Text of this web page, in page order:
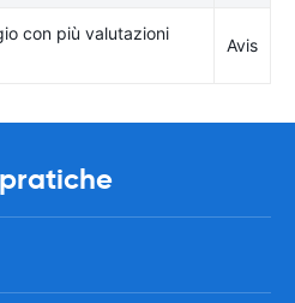
con più valutazioni
Avis